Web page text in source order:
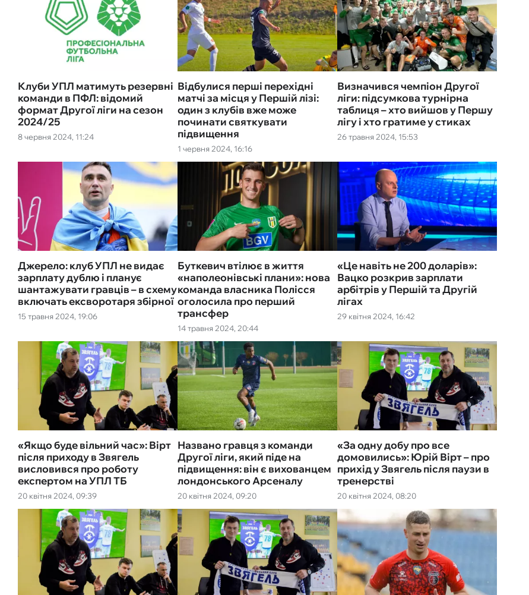
8 червня 2024, 11:24
Клуби УПЛ матимуть резервні
команди в ПФЛ: відомий
формат Другої ліги на сезон
2024/25
1 червня 2024, 16:16
Відбулися перші перехідні
матчі за місця у Першій лізі:
один з клубів вже може
починати святкувати
підвищення
26 травня 2024, 15:53
Визначився чемпіон Другої
ліги: підсумкова турнірна
таблиця – хто вийшов у Першу
лігу і хто гратиме у стиках
15 травня 2024, 19:06
Джерело: клуб УПЛ не видає
зарплату дублю і планує
шантажувати гравців – в схему
включать ексворотаря збірної
14 травня 2024, 20:44
Буткевич втілює в життя
«наполеонівські плани»: нова
команда власника Полісся
оголосила про перший
трансфер
29 квітня 2024, 16:42
«Це навіть не 200 доларів»:
Вацко розкрив зарплати
арбітрів у Першій та Другій
лігах
20 квітня 2024, 09:39
«Якщо буде вільний час»: Вірт
після приходу в Звягель
висловився про роботу
експертом на УПЛ ТБ
20 квітня 2024, 09:20
Названо гравця з команди
Другої ліги, який піде на
підвищення: він є вихованцем
лондонського Арсеналу
20 квітня 2024, 08:20
«‎За одну добу про все
домовились»: Юрій Вірт – про
прихід у Звягель після паузи в
тренерстві